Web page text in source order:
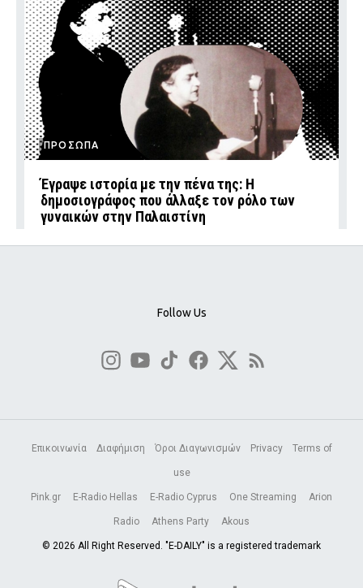
ΠΡΟΣΩΠΑ
Έγραψε ιστορία με την πένα της: Η
δημοσιογράφος που άλλαξε τον ρόλο των
γυναικών στην Παλαιστίνη
Follow Us
Επικοινωνία Διαφήμιση Όροι Διαγωνισμών Privacy Terms of
use
Pink.gr E-Radio Hellas E-Radio Cyprus One Streaming Arion
Radio Athens Party Akous
© 2026 All Right Reserved. "E-DAILY" is a registered trademark